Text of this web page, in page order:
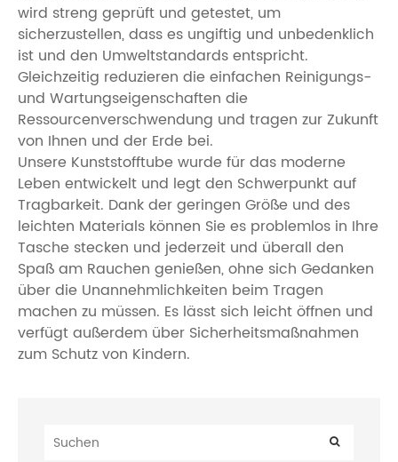
wird streng geprüft und getestet, um
sicherzustellen, dass es ungiftig und unbedenklich
ist und den Umweltstandards entspricht.
Gleichzeitig reduzieren die einfachen Reinigungs-
und Wartungseigenschaften die
Ressourcenverschwendung und tragen zur Zukunft
von Ihnen und der Erde bei.
Unsere Kunststofftube wurde für das moderne
Leben entwickelt und legt den Schwerpunkt auf
Tragbarkeit. Dank der geringen Größe und des
leichten Materials können Sie es problemlos in Ihre
Tasche stecken und jederzeit und überall den
Spaß am Rauchen genießen, ohne sich Gedanken
über die Unannehmlichkeiten beim Tragen
machen zu müssen. Es lässt sich leicht öffnen und
verfügt außerdem über Sicherheitsmaßnahmen
zum Schutz von Kindern.